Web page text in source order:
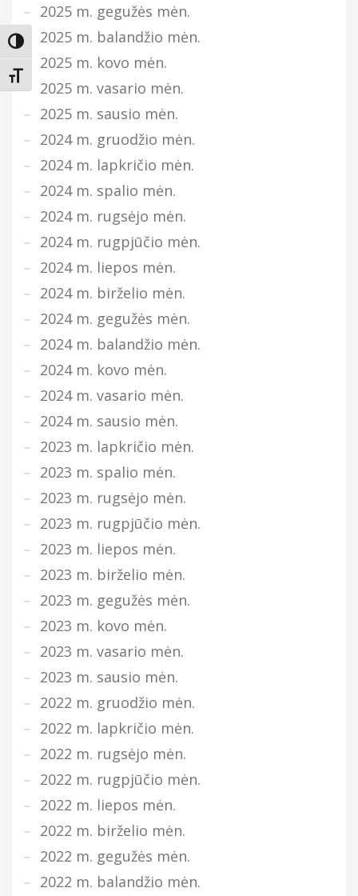
Įjungti didesnį kontrastą
Keisti teksto dydį
2025 m. gegužės mėn.
2025 m. balandžio mėn.
2025 m. kovo mėn.
2025 m. vasario mėn.
2025 m. sausio mėn.
2024 m. gruodžio mėn.
2024 m. lapkričio mėn.
2024 m. spalio mėn.
2024 m. rugsėjo mėn.
2024 m. rugpjūčio mėn.
2024 m. liepos mėn.
2024 m. birželio mėn.
2024 m. gegužės mėn.
2024 m. balandžio mėn.
2024 m. kovo mėn.
2024 m. vasario mėn.
2024 m. sausio mėn.
2023 m. lapkričio mėn.
2023 m. spalio mėn.
2023 m. rugsėjo mėn.
2023 m. rugpjūčio mėn.
2023 m. liepos mėn.
2023 m. birželio mėn.
2023 m. gegužės mėn.
2023 m. kovo mėn.
2023 m. vasario mėn.
2023 m. sausio mėn.
2022 m. gruodžio mėn.
2022 m. lapkričio mėn.
2022 m. rugsėjo mėn.
2022 m. rugpjūčio mėn.
2022 m. liepos mėn.
2022 m. birželio mėn.
2022 m. gegužės mėn.
2022 m. balandžio mėn.